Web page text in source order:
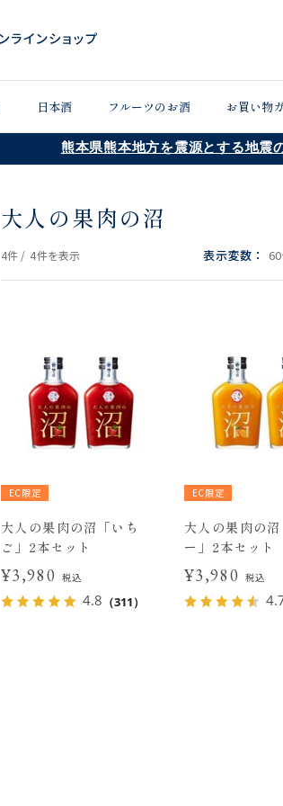
日本酒 フルーツのお酒 お買い物
熊本県熊本地方を震源とする地震
大人の果肉の沼
4件 / 4件を表示 表示変数： 60
EC限定
大人の果肉の沼「いち
ご」2本セット
¥3,980 税込
4.8 （311）
EC限定
大人の果肉の
ー」2本セット
¥3,980 税込